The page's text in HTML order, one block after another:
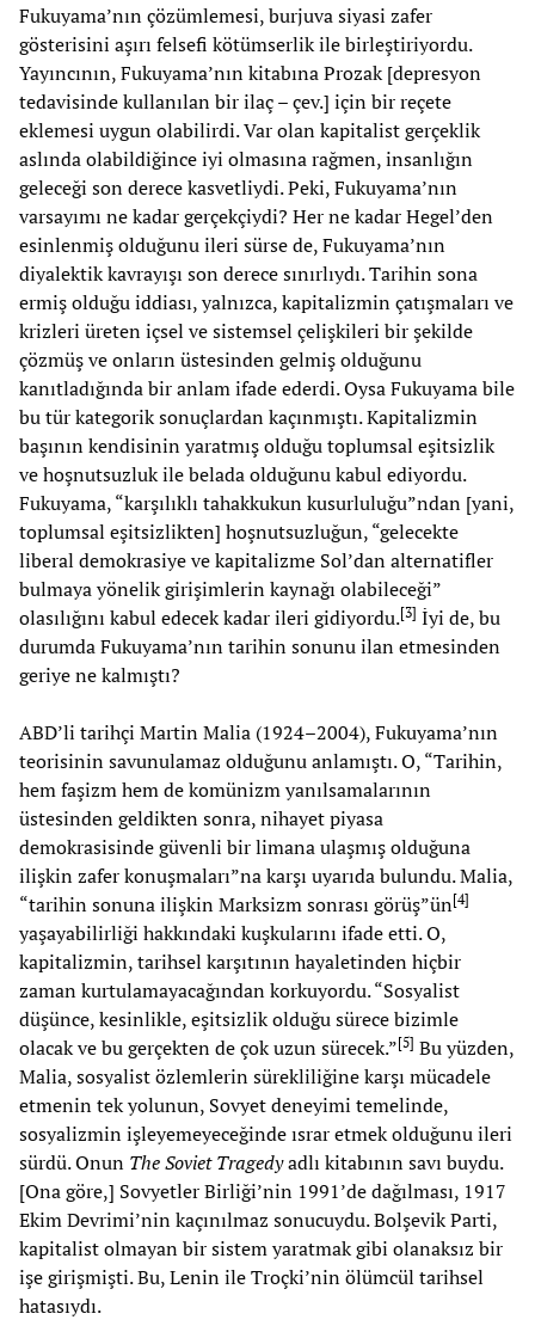
Fukuyama’nın çözümlemesi, burjuva siyasi zafer
gösterisini aşırı felsefi kötümserlik ile birleştiriyordu.
Yayıncının, Fukuyama’nın kitabına Prozak [depresyon
tedavisinde kullanılan bir ilaç – çev.] için bir reçete
eklemesi uygun olabilirdi. Var olan kapitalist gerçeklik
aslında olabildiğince iyi olmasına rağmen, insanlığın
geleceği son derece kasvetliydi. Peki, Fukuyama’nın
varsayımı ne kadar gerçekçiydi? Her ne kadar Hegel’den
esinlenmiş olduğunu ileri sürse de, Fukuyama’nın
diyalektik kavrayışı son derece sınırlıydı. Tarihin sona
ermiş olduğu iddiası, yalnızca, kapitalizmin çatışmaları ve
krizleri üreten içsel ve sistemsel çelişkileri bir şekilde
çözmüş ve onların üstesinden gelmiş olduğunu
kanıtladığında bir anlam ifade ederdi. Oysa Fukuyama bile
bu tür kategorik sonuçlardan kaçınmıştı. Kapitalizmin
başının kendisinin yaratmış olduğu toplumsal eşitsizlik
ve hoşnutsuzluk ile belada olduğunu kabul ediyordu.
Fukuyama, “karşılıklı tahakkukun kusurluluğu”ndan [yani,
toplumsal eşitsizlikten] hoşnutsuzluğun, “gelecekte
liberal demokrasiye ve kapitalizme Sol’dan alternatifler
bulmaya yönelik girişimlerin kaynağı olabileceği”
olasılığını kabul edecek kadar ileri gidiyordu.[3] İyi de, bu
durumda Fukuyama’nın tarihin sonunu ilan etmesinden
geriye ne kalmıştı?
ABD’li tarihçi Martin Malia (1924–2004), Fukuyama’nın
teorisinin savunulamaz olduğunu anlamıştı. O, “Tarihin,
hem faşizm hem de komünizm yanılsamalarının
üstesinden geldikten sonra, nihayet piyasa
demokrasisinde güvenli bir limana ulaşmış olduğuna
ilişkin zafer konuşmaları”na karşı uyarıda bulundu. Malia,
“tarihin sonuna ilişkin Marksizm sonrası görüş”ün[4]
yaşayabilirliği hakkındaki kuşkularını ifade etti. O,
kapitalizmin, tarihsel karşıtının hayaletinden hiçbir
zaman kurtulamayacağından korkuyordu. “Sosyalist
düşünce, kesinlikle, eşitsizlik olduğu sürece bizimle
olacak ve bu gerçekten de çok uzun sürecek.”[5] Bu yüzden,
Malia, sosyalist özlemlerin sürekliliğine karşı mücadele
etmenin tek yolunun, Sovyet deneyimi temelinde,
sosyalizmin işleyemeyeceğinde ısrar etmek olduğunu ileri
sürdü. Onun The Soviet Tragedyadlı kitabının savı buydu.
[Ona göre,] Sovyetler Birliği’nin 1991’de dağılması, 1917
Ekim Devrimi’nin kaçınılmaz sonucuydu. Bolşevik Parti,
kapitalist olmayan bir sistem yaratmak gibi olanaksız bir
işe girişmişti. Bu, Lenin ile Troçki’nin ölümcül tarihsel
hatasıydı.